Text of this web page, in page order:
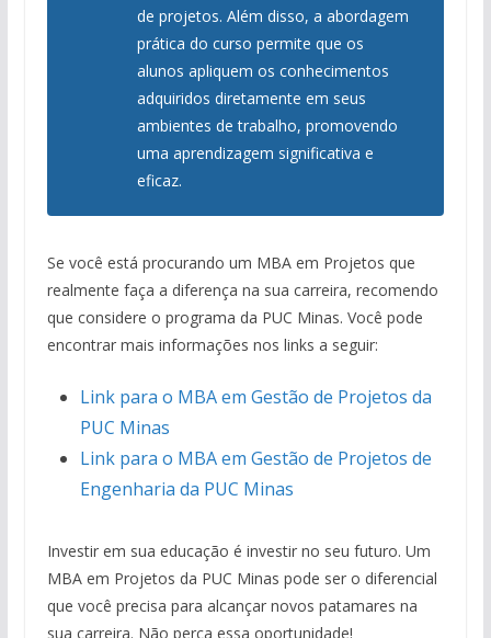
de projetos. Além disso, a abordagem
prática do curso permite que os
alunos apliquem os conhecimentos
adquiridos diretamente em seus
ambientes de trabalho, promovendo
uma aprendizagem significativa e
eficaz.
Se você está procurando um MBA em Projetos que
realmente faça a diferença na sua carreira, recomendo
que considere o programa da PUC Minas. Você pode
encontrar mais informações nos links a seguir:
Link para o MBA em Gestão de Projetos da
PUC Minas
Link para o MBA em Gestão de Projetos de
Engenharia da PUC Minas
Investir em sua educação é investir no seu futuro. Um
MBA em Projetos da PUC Minas pode ser o diferencial
que você precisa para alcançar novos patamares na
sua carreira. Não perca essa oportunidade!